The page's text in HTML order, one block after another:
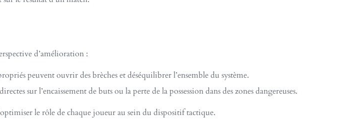
d’amélioration :
peuvent ouvrir des brèches et déséquilibrer l’ensemble du système.
sur l’encaissement de buts ou la perte de la possession dans des zones dangereuses.
le rôle de chaque joueur au sein du dispositif tactique.